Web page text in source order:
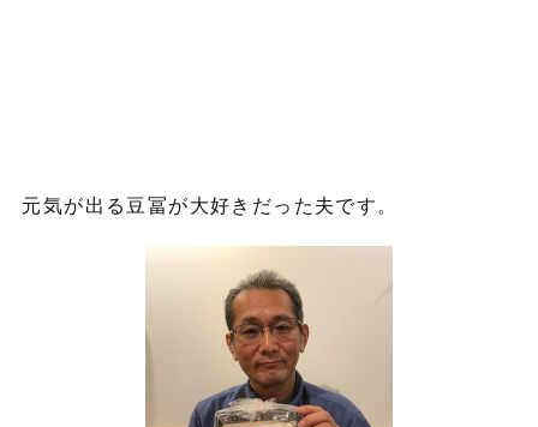
元気が出る豆冨が大好きだった夫です。